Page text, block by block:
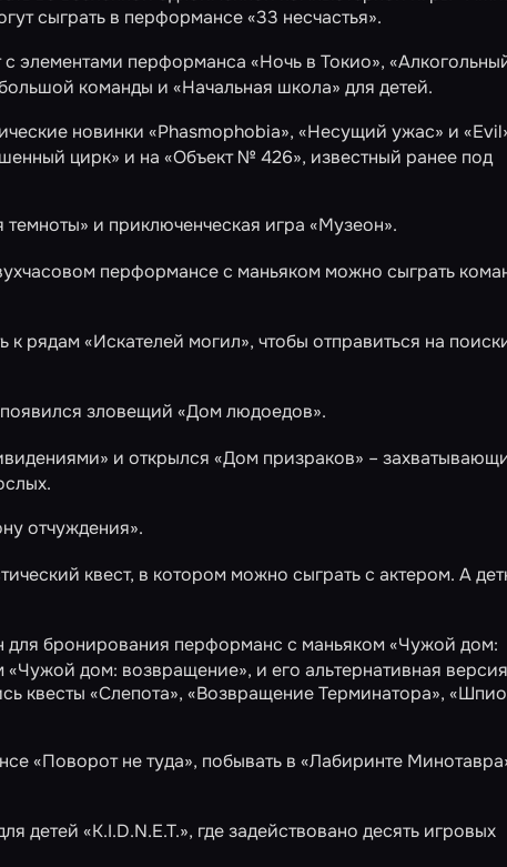
сыграть в перформансе«33 несчастья».
с элементами перформанса«Ночь в Токио»,
команды и «Начальная школа» для детей.
новинки«Phasmophobia»,«Несущий ужас» и
цирк» и на «Объект № 426», известный ранее под
темноты» и приключенческая игра «Музеон».
перформансе с маньяком можно сыграть
к рядам «Искателей могил», чтобы отправиться на
зловещий«Дом людоедов».
и открылся«Дом призраков» –
отчуждения».
квест, в котором можно сыграть с актером. А
для бронирования перформанс с маньяком«Чужой дом:
«Чужой дом: возвращение», и его альтернативная версия
квесты «Слепота», «Возвращение Терминатора»,
«Поворот не туда», побывать в «Лабиринте
детей «K.I.D.N.E.T.», где задействовано десять игровых